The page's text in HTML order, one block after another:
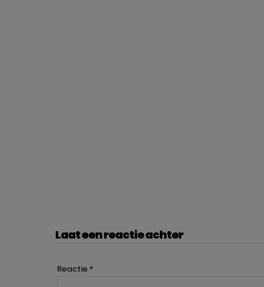
Laat een reactie achter
Reactie *